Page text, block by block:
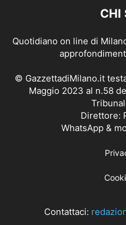
CHI
Quotidiano on line di
© GazzettadiMilano.it
Maggio 2023 al n.58
Direttore:
WhatsApp &
Contattaci: